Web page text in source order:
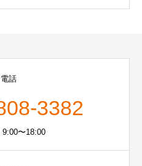
話
3382
〜18:00